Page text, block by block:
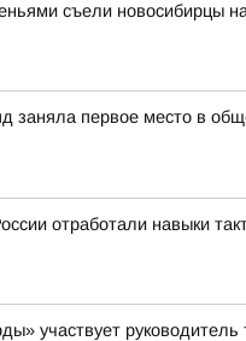
съели новосибирцы
заняла первое место в
отработали навыки
участвует